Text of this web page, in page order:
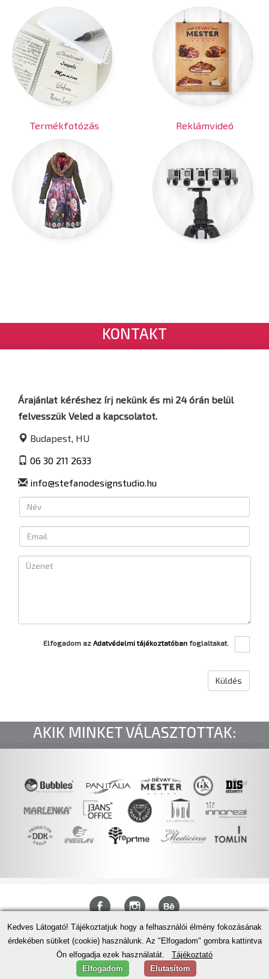
Termékfotózás Reklámvideó
KONTAKT
Árajánlat kéréshez írj nekünk és mi 24 órán belül
felvesszük Veled a kapcsolatot.
Budapest, HU
06 30 211 2633
info@stefanodesignstudio.hu
Elfogadom az Adatvédelmi tájékoztatóban foglaltakat.
Küldés
AKIK MINKET VÁLASZTOTTAK:
Stefano Design Studio
Imagine to Design. Design to Succeed.
Kedves Látogató! Tájékoztatjuk hogy a felhasználói élmény fokozásának
érdekében sütiket (cookie) használunk. Az "Elfogadom" gombra kattintva
Ön elfogadja ezek használatát. Tájékoztató
Elfogadom
Elutasítom